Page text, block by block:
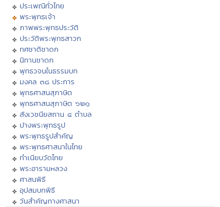
ประเพณีทั่วไทย
พระพุทธเจ้า
ภาพพระพุทธประวัติ
ประวัติพระพุทธสาวก
ทศชาติชาดก
นิทานชาดก
พุทธวจนในธรรมบท
มงคล ๓๘ ประการ
พุทธศาสนสุภาษิต
พุทธศาสนสุภาษิต ๖๒๑
สังเวชนียสถาน ๔ ตำบล
ปางพระพุทธรูป
พระพุทธรูปสำคัญ
พระพุทธศาสนาในไทย
ทำเนียบวัดไทย
พระอารามหลวง
ศาสนพิธี
อุปสมบทพิธี
วันสำคัญทางศาสนา